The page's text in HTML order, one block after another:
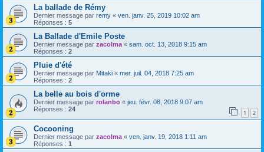
La ballade de Rémy
Dernier message par remy « ven. janv. 25, 2019 10:02 am
Réponses : 5
La Ballade d'Emile Poste
Dernier message par zacolma « sam. oct. 13, 2018 9:15 am
Réponses : 2
Pluie d'été
Dernier message par Mitaki « mer. juil. 04, 2018 7:25 am
Réponses : 2
La belle au bois d'orme
Dernier message par rolanbo « jeu. févr. 08, 2018 9:07 am
Réponses : 24 1 2
Cocooning
Dernier message par zacolma « ven. janv. 19, 2018 1:11 am
Réponses : 1